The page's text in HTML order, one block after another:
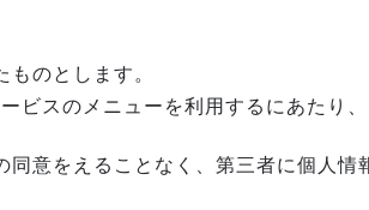
のとします。
ビスのメニューを利用するにあたり
意をえることなく、第三者に個人情